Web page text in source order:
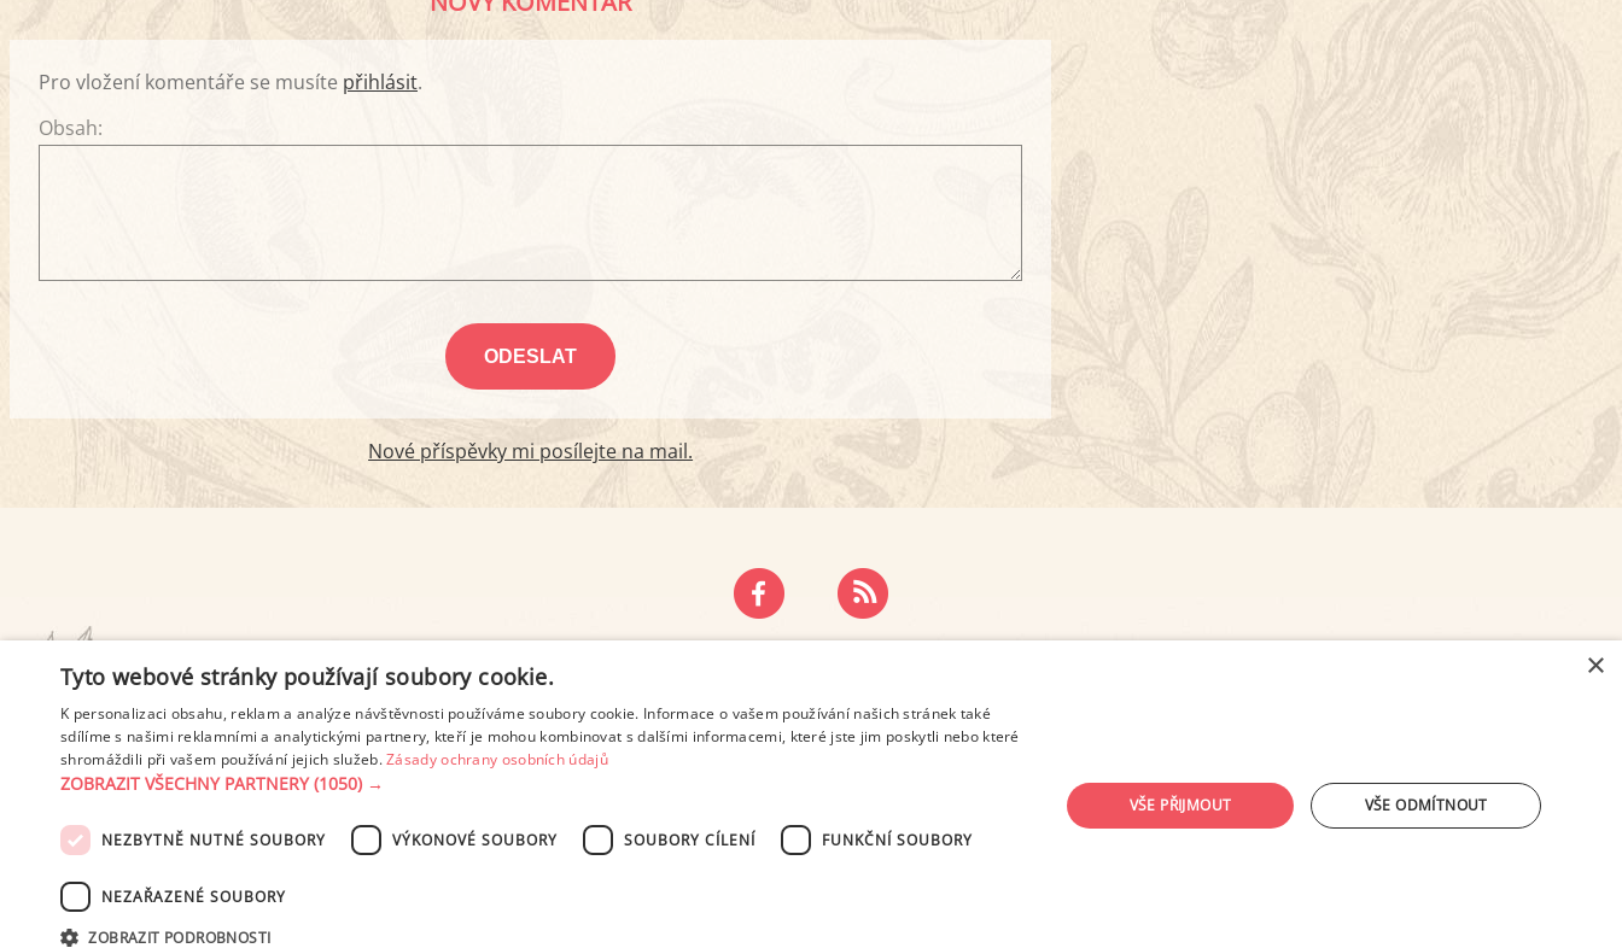
Pro vložení komentáře se musíte přihlásit.
Obsah:
Nové příspěvky mi posílejte na mail.
PODMÍNKY UŽITÍ ZÁSADY OCHRANY OSOBNÍCH ÚDAJŮ ×
Tyto webové stránky používají soubory cookie.
K personalizaci obsahu, reklam a analýze návštěvnosti používáme soubory cookie. Informace o vašem používání našich stránek také
sdílíme s našimi reklamními a analytickými partnery, kteří je mohou kombinovat s dalšími informacemi, které jste jim poskytli nebo které
shromáždili při vašem používání jejich služeb.Zásady ochrany osobních údajů
ZOBRAZIT VŠECHNY PARTNERY(1050) →
NEZBYTNĚ NUTNÉ SOUBORY VÝKONOVÉ SOUBORY SOUBORY CÍLENÍ FUNKČNÍ SOUBORY
NEZAŘAZENÉ SOUBORY
ZOBRAZIT PODROBNOSTI
VŠE PŘIJMOUT VŠE ODMÍTNOUT